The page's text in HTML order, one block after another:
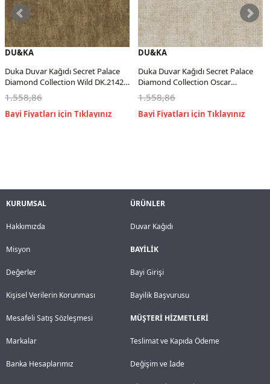
DU&KA
Duka Duvar Kağıdı Secret Palace
Diamond Collection Wild DK.21420-
5 (10,653 m2)
1.558,86
DU&KA
Duka Duvar Kağıdı Secret Palace
Diamond Collection Oscar
DK.21540-2 (10,653 m2)
1.558,86
KURUMSAL
Hakkımızda
Misyon
Değerler
Kişisel Verilerin Korunması
Mesafeli Satış Sözleşmesi
Markalar
Banka Hesaplarımız
ÜRÜNLER
Duvar Kağıdı
BAYİLİK
Bayi Girişi
Bayilik Başvurusu
MÜŞTERİ HİZMETLERİ
Teslimat ve Kapıda Ödeme
Değişim ve İade